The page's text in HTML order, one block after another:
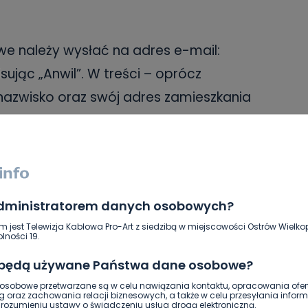
danych osobowych?
jest Telewizja Kablowa Pro-Art z siedzibą w miejscowości Ostrów
19.
używane Państwa dane osobowe?
przetwarzane są w celu nawiązania kontaktu, opracowania
oraz zachowania relacji biznesowych, a także w celu przesyłania
ustawy o świadczeniu usług drogą elektroniczną.
należy wysłać na adres e-mail:
„Anwil”. W treści – oprócz
oraz swój adres zamieszkania
który jest wymagany do
w konkursie jest wyrażenie zgody na
lub uwiecznienie odbioru biletu na
uczestnik konkursu wyraża
w Telewizji Proart, na portalu
Facebook, Instagram
Konkursu prowadzi swoje profile.